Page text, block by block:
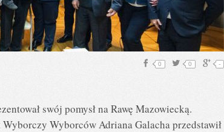
-
0
0
swój pomysł na Rawę Mazowiecką.
Wyborców Adriana Galacha przedstawił